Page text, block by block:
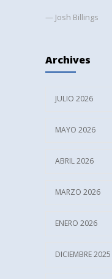
— Josh Billings
Archives
JULIO 2026
MAYO 2026
ABRIL 2026
MARZO 2026
ENERO 2026
DICIEMBRE 2025